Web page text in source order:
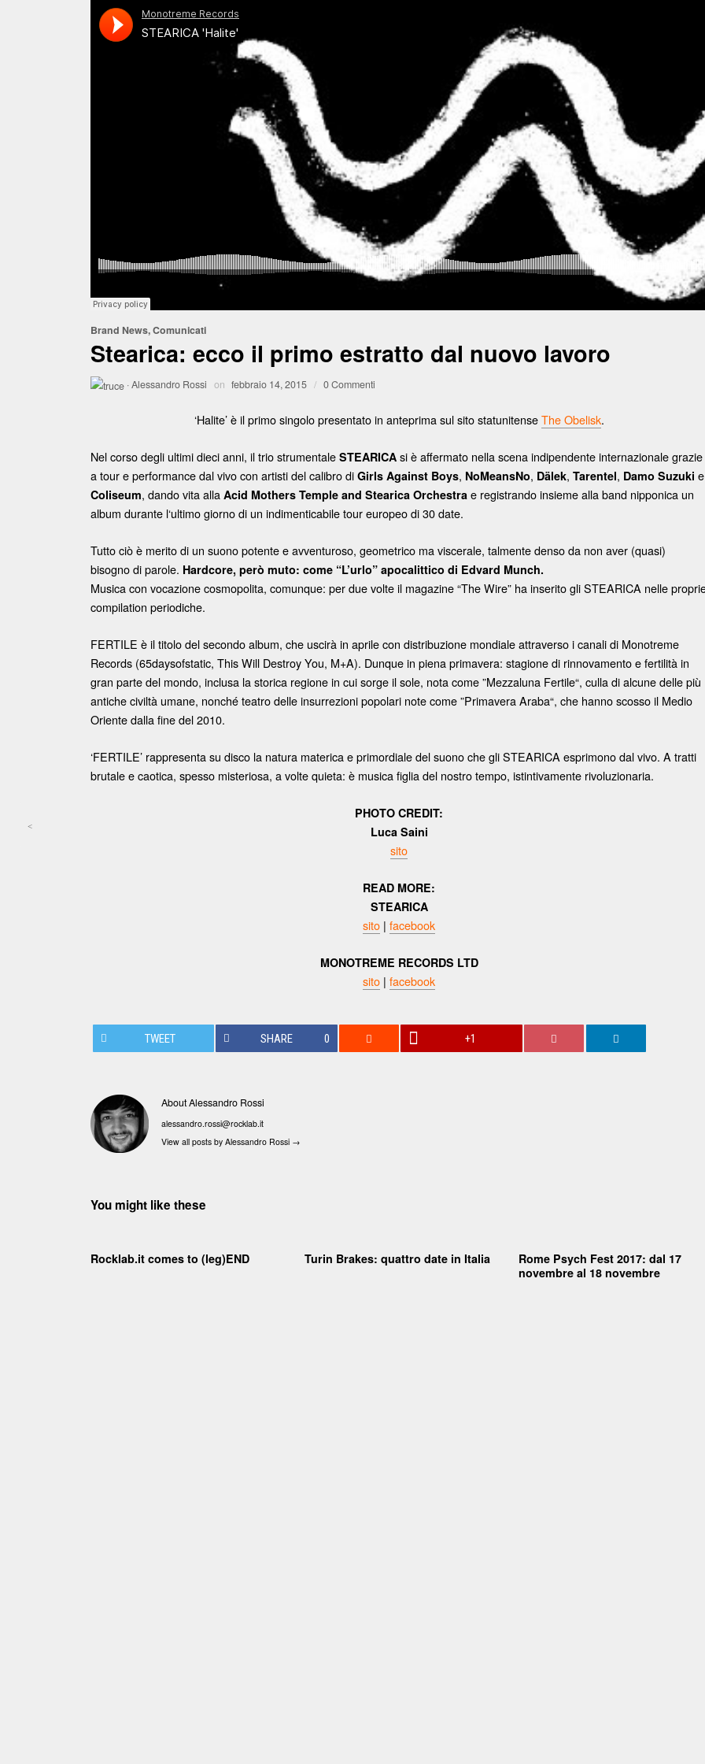
<
Brand News,Comunicati
Stearica: ecco il primo estratto dal nuovo lavoro
·Alessandro Rossi on febbraio 14, 2015 / 0 Commenti
‘Halite’ è il primo singolo presentato in anteprima sul sito statunitenseThe Obelisk.
Nel corso degli ultimi dieci anni, il trio strumentale STEARICA si è affermato nella scena indipendente internazionale grazie
a tour e performance dal vivo con artisti del calibro di Girls Against Boys, NoMeansNo, Dälek, Tarentel, Damo Suzuki e
Coliseum, dando vita alla Acid Mothers Temple and Stearica Orchestra e registrando insieme alla band nipponica un
album durante l‘ultimo giorno di un indimenticabile tour europeo di 30 date.
Tutto ciò è merito di un suono potente e avventuroso, geometrico ma viscerale, talmente denso da non aver (quasi)
bisogno di parole. Hardcore, però muto: come “L’urlo” apocalittico di Edvard Munch.
Musica con vocazione cosmopolita, comunque: per due volte il magazine “The Wire” ha inserito gli STEARICA nelle
compilation periodiche.
FERTILE è il titolo del secondo album, che uscirà in aprile con distribuzione mondiale attraverso i canali di Monotreme
Records (65daysofstatic, This Will Destroy You, M+A). Dunque in piena primavera: stagione di rinnovamento e fertilità in
gran parte del mondo, inclusa la storica regione in cui sorge il sole, nota come ”Mezzaluna Fertile“, culla di alcune delle più
antiche civiltà umane, nonché teatro delle insurrezioni popolari note come ”Primavera Araba“, che hanno scosso il Medio
Oriente dalla fine del 2010.
‘FERTILE’ rappresenta su disco la natura materica e primordiale del suono che gli STEARICA esprimono dal vivo. A tratti
brutale e caotica, spesso misteriosa, a volte quieta: è musica figlia del nostro tempo, istintivamente rivoluzionaria.
PHOTO CREDIT:
Luca Saini
sito
READ MORE:
STEARICA
sito | facebook
MONOTREME RECORDS LTD
sito | facebook
TWEET SHARE 0 +1
About Alessandro Rossi
alessandro.rossi@rocklab.it
View all posts by Alessandro Rossi →
You might like these
Rocklab.it comes to (leg)END Turin Brakes: quattro date in Italia
Rome Psych Fest 2017: dal 17
novembre al 18 novembre